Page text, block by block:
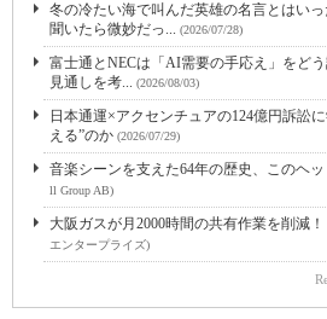
冬の冷たい海で叫んだ英雄の名言とはい
聞いたら微妙だっ... (2026/07/28)
富士通とNECは「AI需要の手応え」をど
見通しを考... (2026/08/03)
日本通運×アクセンチュアの124億円訴訟
える”のか (2026/07/29)
音楽シーンを支えた64年の歴史、このヘ
ll Group AB)
大阪ガスが月2000時間の共有作業を削減
エンタープライズ)